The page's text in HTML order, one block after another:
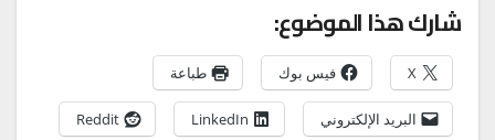
شارك هذا الموضوع:
X فيس بوك طباعة
البريد الإلكتروني LinkedIn
Reddit